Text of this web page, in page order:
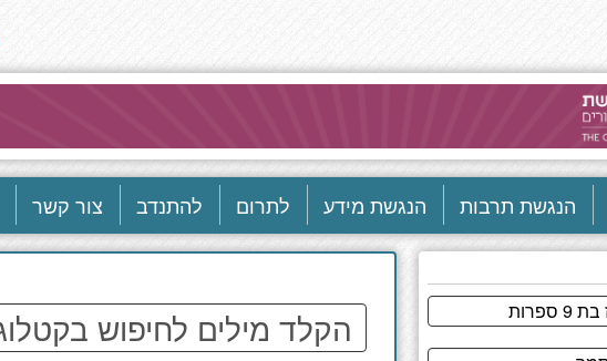
הנגשת תרבות הנגשת מידע לתרום להתנדב צור קשר
הקלד
מילים